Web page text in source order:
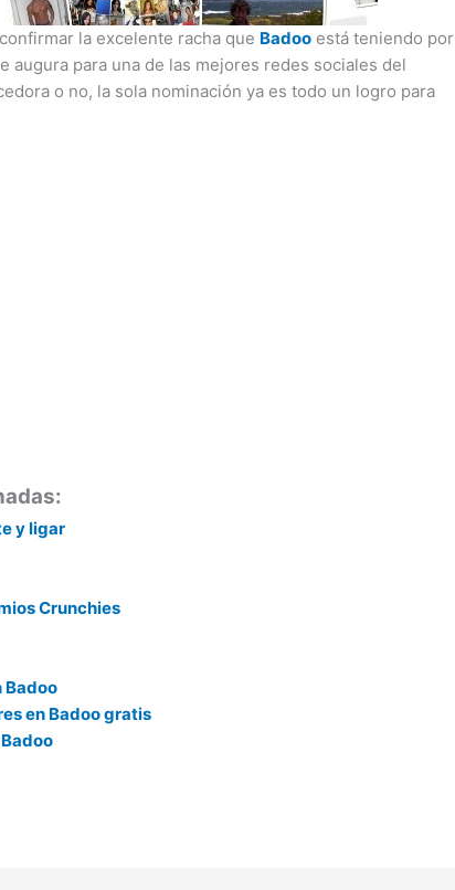
la excelente racha que Badoo está teniendo por
augura para una de las mejores redes sociales del
o no, la sola nominación ya es todo un logro para
y ligar
Crunchies
Badoo
en Badoo gratis